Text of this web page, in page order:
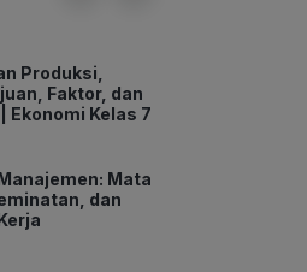
Produksi,
Faktor, dan
Ekonomi Kelas 7
Mata
dan